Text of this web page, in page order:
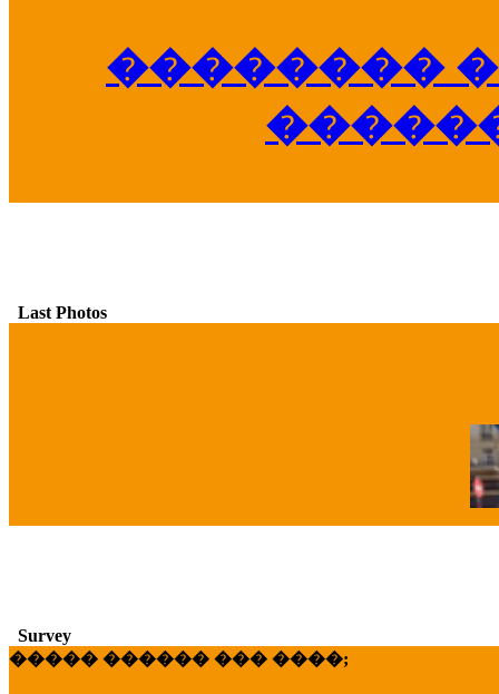
��������
Last Photos
Survey
����� ������ ��� ����;